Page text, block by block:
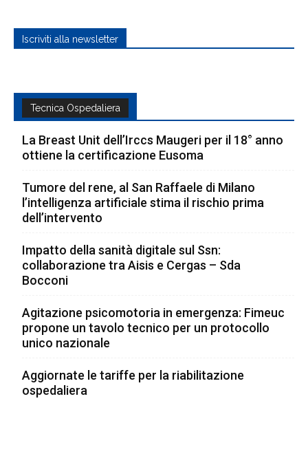
Iscriviti alla newsletter
Tecnica Ospedaliera
La Breast Unit dell’Irccs Maugeri per il 18° anno
ottiene la certificazione Eusoma
Tumore del rene, al San Raffaele di Milano
l’intelligenza artificiale stima il rischio prima
dell’intervento
Impatto della sanità digitale sul Ssn:
collaborazione tra Aisis e Cergas – Sda
Bocconi
Agitazione psicomotoria in emergenza: Fimeuc
propone un tavolo tecnico per un protocollo
unico nazionale
Aggiornate le tariffe per la riabilitazione
ospedaliera